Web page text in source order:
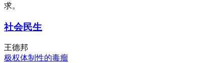
求。
社会民生
王德邦
极权体制性的毒瘤